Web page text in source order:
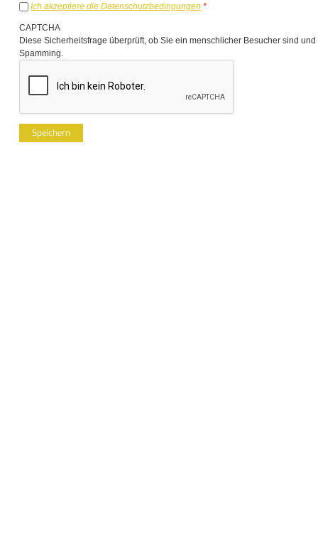
Ich akzeptiere die Datenschutzbedingungen *
CAPTCHA
Diese Sicherheitsfrage überprüft, ob Sie ein menschlicher Besucher sind
Spamming.